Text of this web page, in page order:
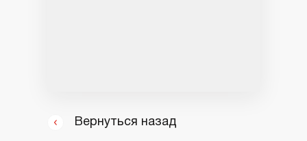
Вернуться назад